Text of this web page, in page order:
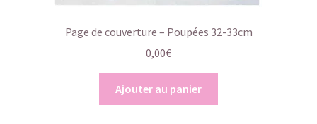
Page de couverture – Poupées 32-33cm
0,00€
Ajouter au panier